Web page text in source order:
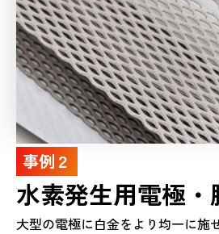
事例２
水素発生用電極・
大型の電極に白金をより均一に施